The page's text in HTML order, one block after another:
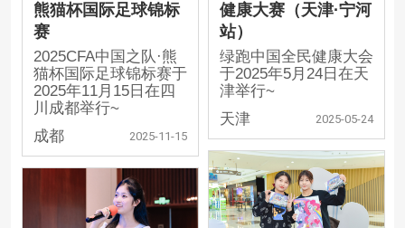
熊猫杯国际足球锦标
赛
2025CFA中国之队·熊
猫杯国际足球锦标赛于
2025年11月15日在四
川成都举行~
成都
2025-11-15
健康大赛（天津·宁河
站）
绿跑中国全民健康大会
于2025年5月24日在天
津举行~
天津
2025-05-24